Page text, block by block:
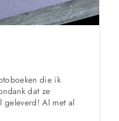
die ik
dat ze
geleverd! Al met al